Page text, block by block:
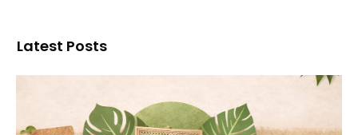
Latest Posts